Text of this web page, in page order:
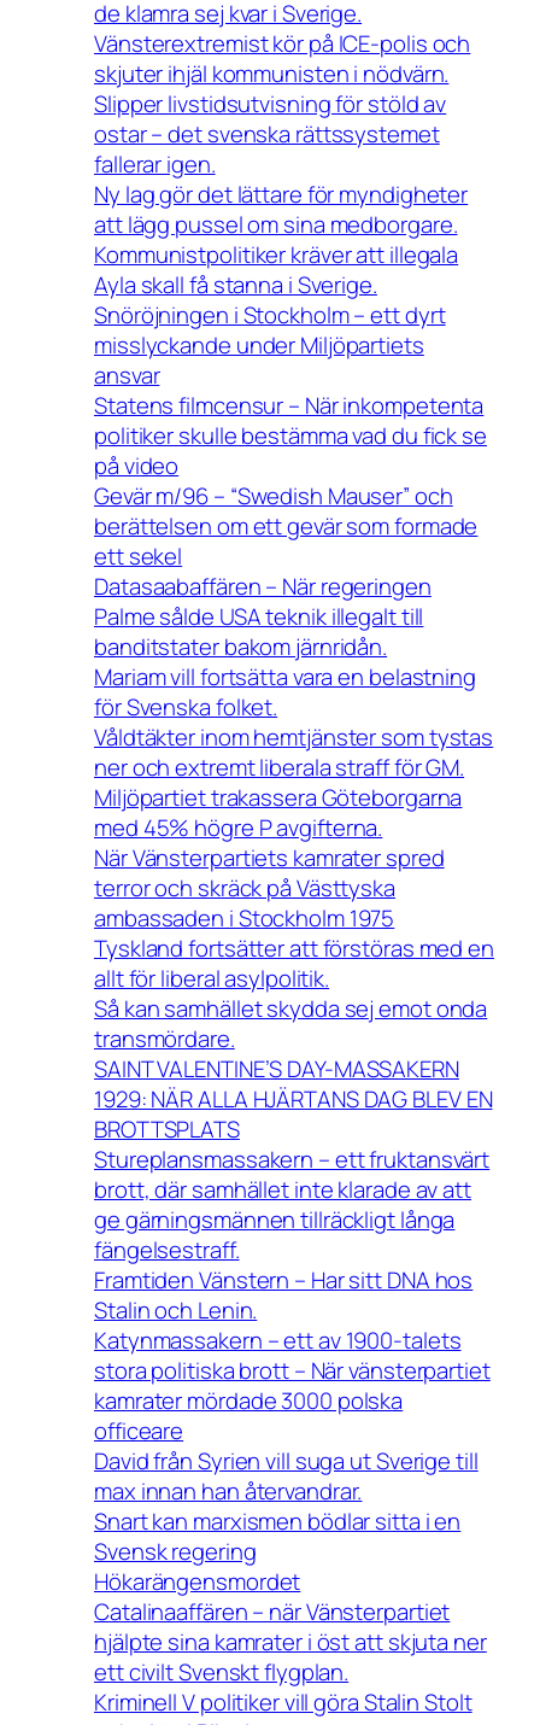
de klamra sej kvar i Sverige.
Vänsterextremist kör på ICE-polis och
skjuter ihjäl kommunisten i nödvärn.
Slipper livstidsutvisning för stöld av
ostar – det svenska rättssystemet
fallerar igen.
Ny lag gör det lättare för myndigheter
att lägg pussel om sina medborgare.
Kommunistpolitiker kräver att illegala
Ayla skall få stanna i Sverige.
Snöröjningen i Stockholm – ett dyrt
misslyckande under Miljöpartiets
ansvar
Statens filmcensur – När inkompetenta
politiker skulle bestämma vad du fick se
på video
Gevär m/96 – “Swedish Mauser” och
berättelsen om ett gevär som formade
ett sekel
Datasaabaffären – När regeringen
Palme sålde USA teknik illegalt till
banditstater bakom järnridån.
Mariam vill fortsätta vara en belastning
för Svenska folket.
Våldtäkter inom hemtjänster som tystas
ner och extremt liberala straff för GM.
Miljöpartiet trakassera Göteborgarna
med 45% högre P avgifterna.
När Vänsterpartiets kamrater spred
terror och skräck på Västtyska
ambassaden i Stockholm 1975
Tyskland fortsätter att förstöras med en
allt för liberal asylpolitik.
Så kan samhället skydda sej emot onda
transmördare.
SAINT VALENTINE’S DAY-MASSAKERN
1929: NÄR ALLA HJÄRTANS DAG BLEV EN
BROTTSPLATS
Stureplansmassakern – ett fruktansvärt
brott, där samhället inte klarade av att
ge gärningsmännen tillräckligt långa
fängelsestraff.
Framtiden Vänstern – Har sitt DNA hos
Stalin och Lenin.
Katynmassakern – ett av 1900-talets
stora politiska brott – När vänsterpartiet
kamrater mördade 3000 polska
officeare
David från Syrien vill suga ut Sverige till
max innan han återvandrar.
Snart kan marxismen bödlar sitta i en
Svensk regering
Hökarängensmordet
Catalinaaffären – när Vänsterpartiet
hjälpte sina kamrater i öst att skjuta ner
ett civilt Svenskt flygplan.
Kriminell V politiker vill göra Stalin Stolt